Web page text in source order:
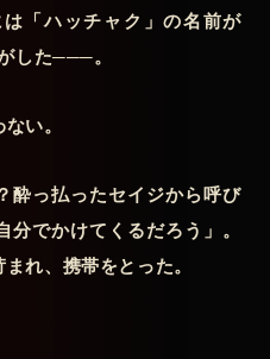
「ハッチャク」の名前が
した───。
い。
酔っ払ったセイジから呼び
でかけてくるだろう」。
れ、携帯をとった。